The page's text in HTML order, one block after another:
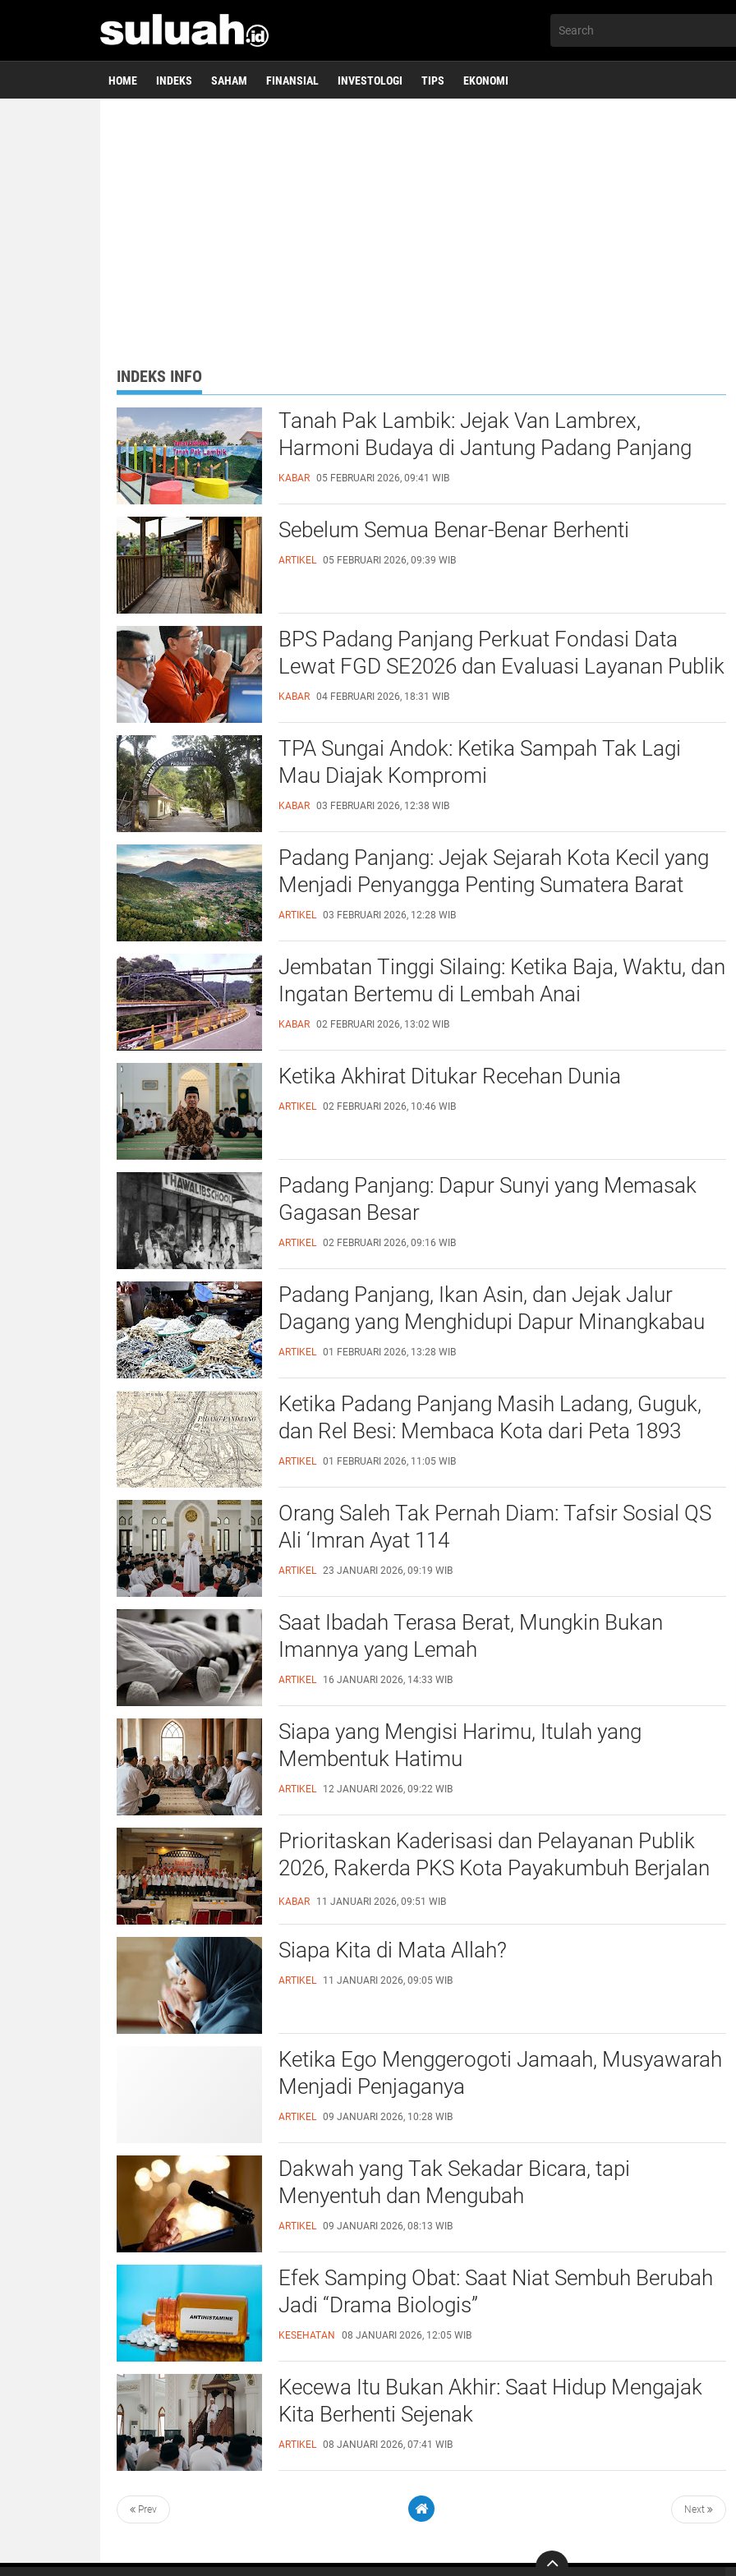
HOME INDEKS SAHAM FINANSIAL INVESTOLOGI TIPS EKONOMI
INDEKS INFO
Tanah Pak Lambik: Jejak Van Lambrex,
Harmoni Budaya di Jantung Padang Panjang
KABAR 05 FEBRUARI 2026, 09:41 WIB
Sebelum Semua Benar-Benar Berhenti
ARTIKEL 05 FEBRUARI 2026, 09:39 WIB
BPS Padang Panjang Perkuat Fondasi Data
Lewat FGD SE2026 dan Evaluasi Layanan Publik
KABAR 04 FEBRUARI 2026, 18:31 WIB
TPA Sungai Andok: Ketika Sampah Tak Lagi
Mau Diajak Kompromi
KABAR 03 FEBRUARI 2026, 12:38 WIB
Padang Panjang: Jejak Sejarah Kota Kecil yang
Menjadi Penyangga Penting Sumatera Barat
ARTIKEL 03 FEBRUARI 2026, 12:28 WIB
Jembatan Tinggi Silaing: Ketika Baja, Waktu, dan
Ingatan Bertemu di Lembah Anai
KABAR 02 FEBRUARI 2026, 13:02 WIB
Ketika Akhirat Ditukar Recehan Dunia
ARTIKEL 02 FEBRUARI 2026, 10:46 WIB
Padang Panjang: Dapur Sunyi yang Memasak
Gagasan Besar
ARTIKEL 02 FEBRUARI 2026, 09:16 WIB
Padang Panjang, Ikan Asin, dan Jejak Jalur
Dagang yang Menghidupi Dapur Minangkabau
ARTIKEL 01 FEBRUARI 2026, 13:28 WIB
Ketika Padang Panjang Masih Ladang, Guguk,
dan Rel Besi: Membaca Kota dari Peta 1893
ARTIKEL 01 FEBRUARI 2026, 11:05 WIB
Orang Saleh Tak Pernah Diam: Tafsir Sosial QS
Ali ‘Imran Ayat 114
ARTIKEL 23 JANUARI 2026, 09:19 WIB
Saat Ibadah Terasa Berat, Mungkin Bukan
Imannya yang Lemah
ARTIKEL 16 JANUARI 2026, 14:33 WIB
Siapa yang Mengisi Harimu, Itulah yang
Membentuk Hatimu
ARTIKEL 12 JANUARI 2026, 09:22 WIB
Prioritaskan Kaderisasi dan Pelayanan Publik
2026, Rakerda PKS Kota Payakumbuh Berjalan
Lancar dan Efisien
KABAR 11 JANUARI 2026, 09:51 WIB
Siapa Kita di Mata Allah?
ARTIKEL 11 JANUARI 2026, 09:05 WIB
Ketika Ego Menggerogoti Jamaah, Musyawarah
Menjadi Penjaganya
ARTIKEL 09 JANUARI 2026, 10:28 WIB
Dakwah yang Tak Sekadar Bicara, tapi
Menyentuh dan Mengubah
ARTIKEL 09 JANUARI 2026, 08:13 WIB
Efek Samping Obat: Saat Niat Sembuh Berubah
Jadi “Drama Biologis”
KESEHATAN 08 JANUARI 2026, 12:05 WIB
Kecewa Itu Bukan Akhir: Saat Hidup Mengajak
Kita Berhenti Sejenak
ARTIKEL 08 JANUARI 2026, 07:41 WIB
Prev Next